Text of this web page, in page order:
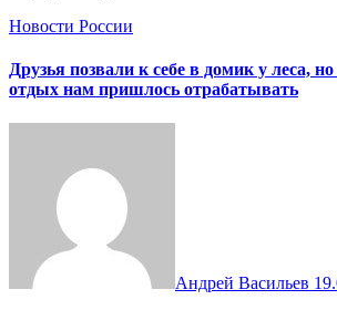
Новости России
Друзья позвали к себе в домик у леса,
отдых нам пришлось отрабатывать
Андрей Васильев